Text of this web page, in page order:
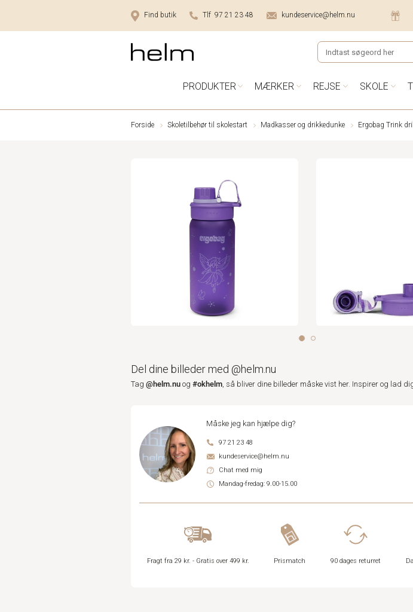
Find butik Tlf 97 21 23 48 kundeservice@helm.nu
PRODUKTER MÆRKER REJSE SKOLE
Forside Skoletilbehør til skolestart Madkasser og drikkedunke Ergobag Trink
Del dine billeder med @helm.nu
Tag @helm.nu og #okhelm, så bliver dine billeder måske vist her. Inspirer og lad
Måske jeg kan hjælpe dig?
97 21 23 48
kundeservice@helm.nu
Chat med mig
Mandag-fredag: 9.00-15.00
Fragt fra 29 kr. - Gratis over 499 kr. Prismatch 90 dages returret